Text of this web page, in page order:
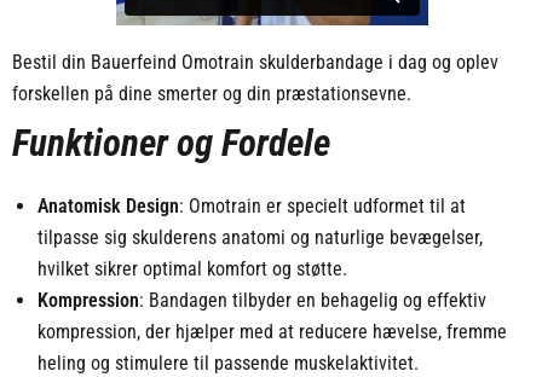
Bestil din Bauerfeind Omotrain skulderbandage i dag og oplev
forskellen på dine smerter og din præstationsevne.
Funktioner og Fordele
Anatomisk Design: Omotrain er specielt udformet til at
tilpasse sig skulderens anatomi og naturlige bevægelser,
hvilket sikrer optimal komfort og støtte.
Kompression: Bandagen tilbyder en behagelig og effektiv
kompression, der hjælper med at reducere hævelse, fremme
heling og stimulere til passende muskelaktivitet.